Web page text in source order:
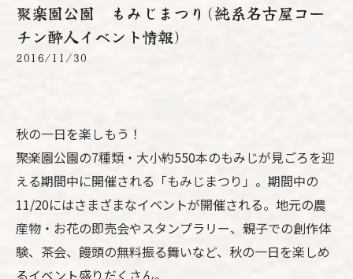
聚楽園公園 もみじまつり(純系名古屋コー
チン酔人イベント情報)
2016/11/30
秋の一日を楽しもう！
聚楽園公園の7種類・大小約550本のもみじが見ごろを迎
える期間中に開催される「もみじまつり」。期間中の
11/20にはさまざまなイベントが開催される。地元の農
産物・お花の即売会やスタンプラリー、親子での創作体
験、茶会、饅頭の無料振る舞いなど、秋の一日を楽しめ
るイベント盛りだくさん。